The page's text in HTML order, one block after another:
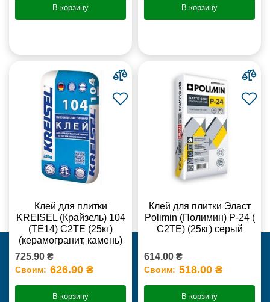
В корзину В корзину
Клей для плитки
KREISEL (Крайзель) 104
(ТЕ14) С2TE (25кг)
(керамогранит, камень)
725.90 ₴
Своим: 626.90 ₴
В корзину
Клей для плитки Эласт
Polimin (Полимин) Р-24 (
С2ТЕ) (25кг) серый
614.00 ₴
Своим: 518.00 ₴
В корзину